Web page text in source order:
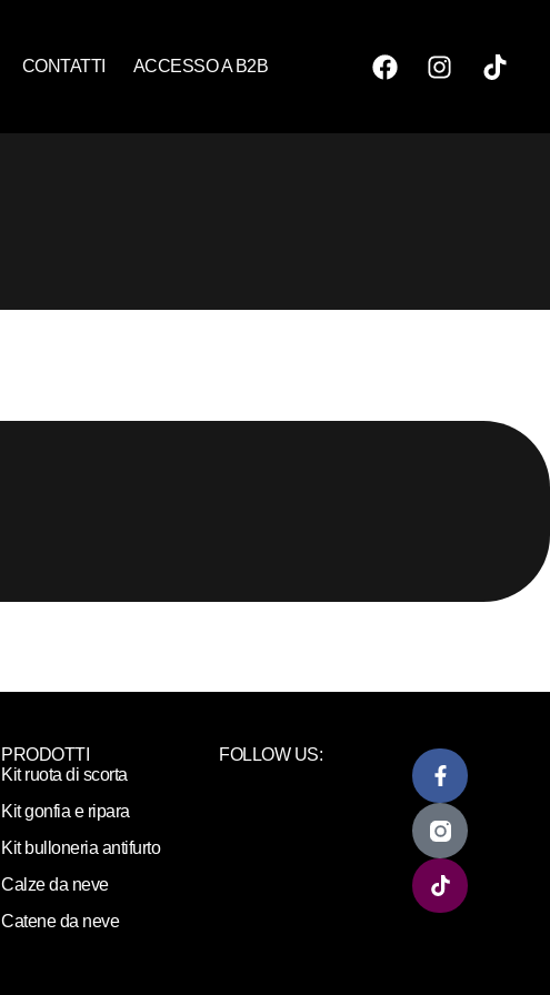
CONTATTI ACCESSO A B2B
PRODOTTI
Kit ruota di scorta
Kit gonfia e ripara
Kit bulloneria antifurto
Calze da neve
Catene da neve
FOLLOW US: